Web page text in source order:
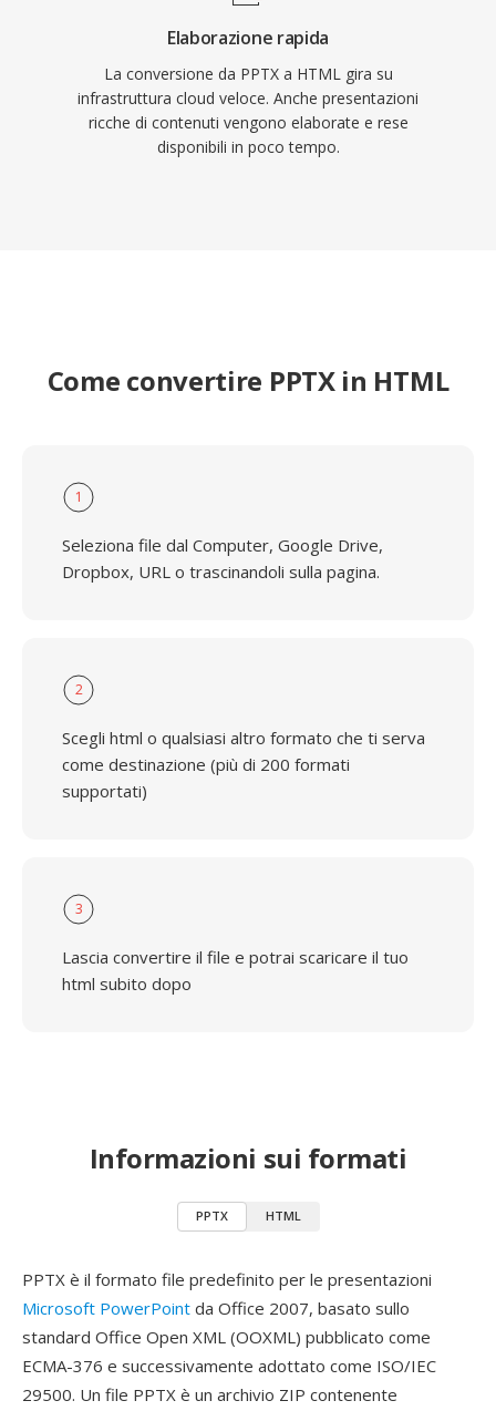
Elaborazione rapida
La conversione da PPTX a HTML gira su
infrastruttura cloud veloce. Anche presentazioni
ricche di contenuti vengono elaborate e rese
disponibili in poco tempo.
Come convertire PPTX in HTML
1
Seleziona file dal Computer, Google Drive,
Dropbox, URL o trascinandoli sulla pagina.
2
Scegli html o qualsiasi altro formato che ti serva
come destinazione (più di 200 formati
supportati)
3
Lascia convertire il file e potrai scaricare il tuo
html subito dopo
Informazioni sui formati
PPTX HTML
PPTX è il formato file predefinito per le presentazioni
Microsoft PowerPoint da Office 2007, basato sullo
standard Office Open XML (OOXML) pubblicato come
ECMA-376 e successivamente adottato come ISO/IEC
29500. Un file PPTX è un archivio ZIP contenente